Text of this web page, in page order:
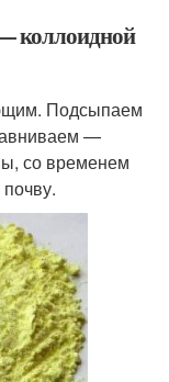
коллоидной
Подсыпаем
—
со временем